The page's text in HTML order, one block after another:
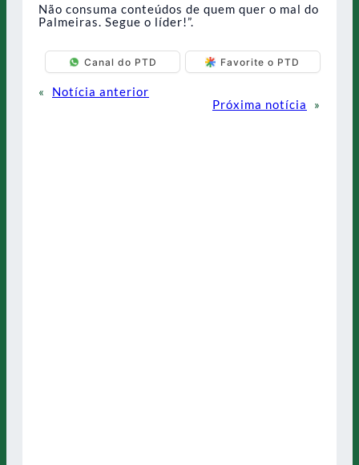
Não consuma conteúdos de quem quer o mal do
Palmeiras. Segue o líder!”.
Canal do PTD Favorite o PTD
«
Notícia anterior
Próxima notícia
»